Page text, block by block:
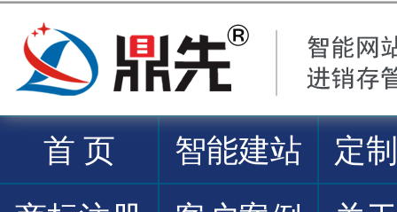
首 页 智能建站
定